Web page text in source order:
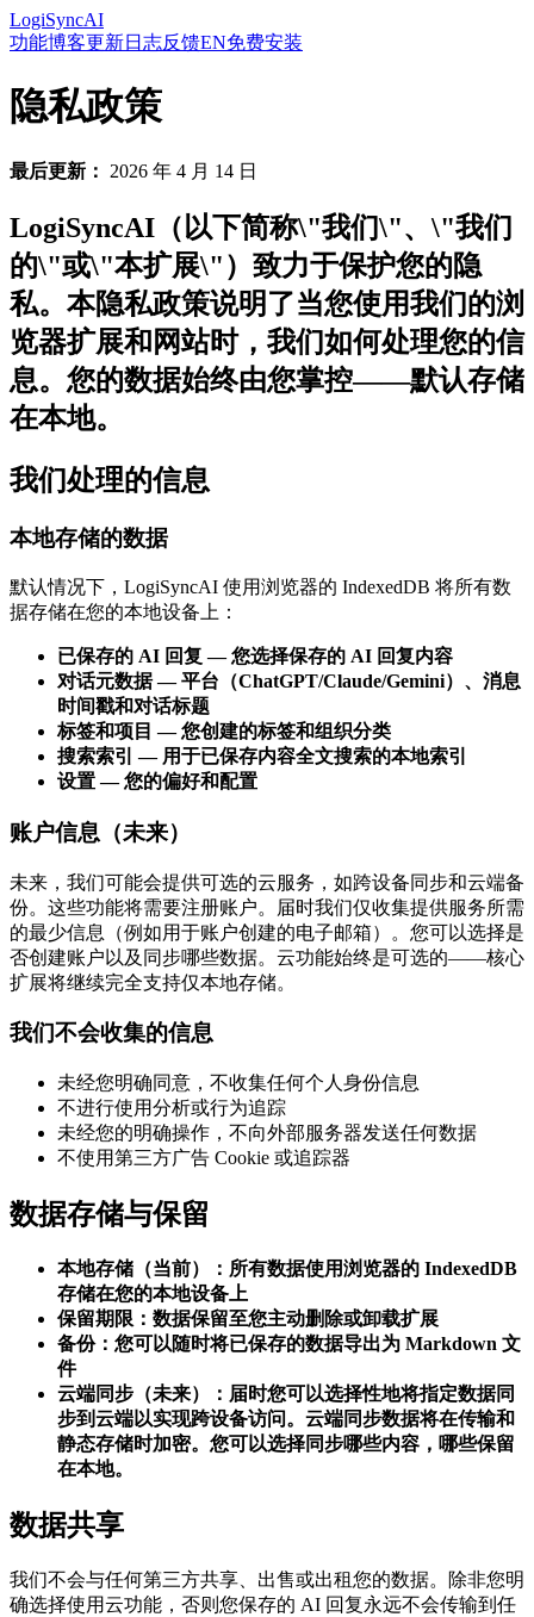
LogiSyncAI
功能博客更新日志反馈EN免费安装
隐私政策
最后更新： 2026 年 4 月 14 日
LogiSyncAI（以下简称\"我们\"、\"我们
的\"或\"本扩展\"）致力于保护您的隐
私。本隐私政策说明了当您使用我们的浏
览器扩展和网站时，我们如何处理您的信
息。您的数据始终由您掌控——默认存储
在本地。
我们处理的信息
本地存储的数据
默认情况下，LogiSyncAI 使用浏览器的 IndexedDB 将所有数
据存储在您的本地设备上：
已保存的 AI 回复 — 您选择保存的 AI 回复内容
对话元数据 — 平台（ChatGPT/Claude/Gemini）、消息
时间戳和对话标题
标签和项目 — 您创建的标签和组织分类
搜索索引 — 用于已保存内容全文搜索的本地索引
设置 — 您的偏好和配置
账户信息（未来）
未来，我们可能会提供可选的云服务，如跨设备同步和云端备
份。这些功能将需要注册账户。届时我们仅收集提供服务所需
的最少信息（例如用于账户创建的电子邮箱）。您可以选择是
否创建账户以及同步哪些数据。云功能始终是可选的——核心
扩展将继续完全支持仅本地存储。
我们不会收集的信息
未经您明确同意，不收集任何个人身份信息
不进行使用分析或行为追踪
未经您的明确操作，不向外部服务器发送任何数据
不使用第三方广告 Cookie 或追踪器
数据存储与保留
本地存储（当前）：所有数据使用浏览器的 IndexedDB
存储在您的本地设备上
保留期限：数据保留至您主动删除或卸载扩展
备份：您可以随时将已保存的数据导出为 Markdown 文
件
云端同步（未来）：届时您可以选择性地将指定数据同
步到云端以实现跨设备访问。云端同步数据将在传输和
静态存储时加密。您可以选择同步哪些内容，哪些保留
在本地。
数据共享
我们不会与任何第三方共享、出售或出租您的数据。除非您明
确选择使用云功能，否则您保存的 AI 回复永远不会传输到任